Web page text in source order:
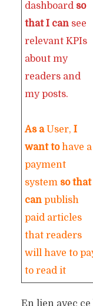
dashboard so
that I cansee
relevant KPIs
about my
readers and
my posts.
As aUser, I
want tohave a
payment
system so
canpublish
paid articles
that readers
will have to
to read it
En lien avec